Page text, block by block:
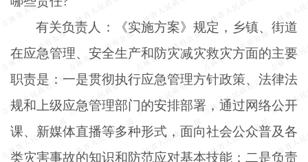
有关负责人：《实施方案》规定，乡镇、街道
在应急管理、安全生产和防灾减灾救灾方面的主要
职责是：一是贯彻执行应急管理方针政策、法律法
规和上级应急管理部门的安排部署，通过网络公开
课、新媒体直播等多种形式，面向社会公众普及各
类灾害事故的知识和防范应对基本技能；二是负责